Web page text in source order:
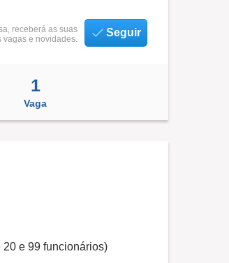
receberá as suas
vagas e novidades.
Seguir
1
Vaga
20 e 99 funcionários)